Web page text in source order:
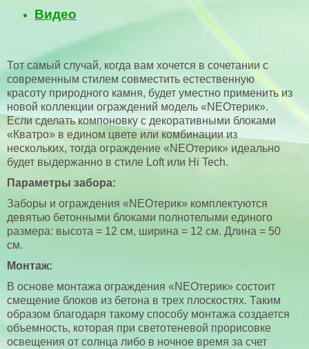
Щебень в Николаеве
Песок карьерный
Бутовый камень из карьера
Дорожная смесь
Гранитный отсев
Заборы и ограждения
Стены опорные в Украине
Камины и кострища
Парапеты и столбы для сада
Фотогалерея
Видео
Тот самый случай, когда вам хочется в сочетании с
современным стилем совместить естественную
красоту природного камня, будет уместно применить из
новой коллекции ограждений модель «NEOтерик».
Если сделать компоновку с декоративными блоками
«Кватро» в едином цвете или комбинации из
нескольких, тогда ограждение «NEOтерик» идеально
будет выдержанно в стиле Loft или Hi Tech.
Параметры забора:
Заборы и ограждения «NEOтерик» комплектуются
девятью бетонными блоками полнотелыми единого
размера: высота = 12 см, ширина = 12 см. Длина = 50
см.
Монтаж:
В основе монтажа ограждения «NEOтерик» состоит
смещение блоков из бетона в трех плоскостях. Таким
образом благодаря такому способу монтажа создается
объемность, которая при светотеневой прорисовке
освещения от солнца либо в ночное время за счет